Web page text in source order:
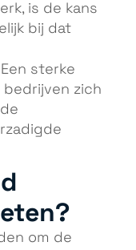
is de kans
bij dat
Een sterke
zich
om de